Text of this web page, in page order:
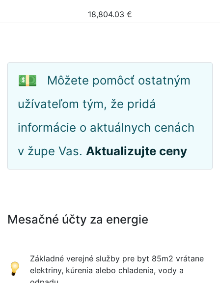
18,804.03 €
💵
Môžete pomôcť ostatným
užívateľom tým, že pridá
informácie o aktuálnych cenách
v župe Vas. Aktualizujte ceny
Mesačné účty za energie
Základné verejné služby pre byt 85m2 vrátane
elektriny, kúrenia alebo chladenia, vody a